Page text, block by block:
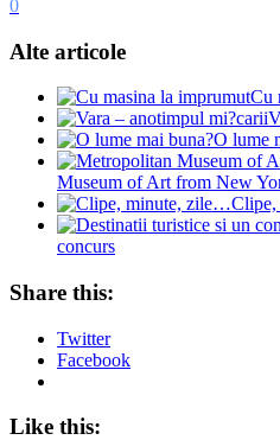
0
Alte articole
Cu
O lume
Museum of Art from New
concurs
Share this:
Twitter
Facebook
Like this: